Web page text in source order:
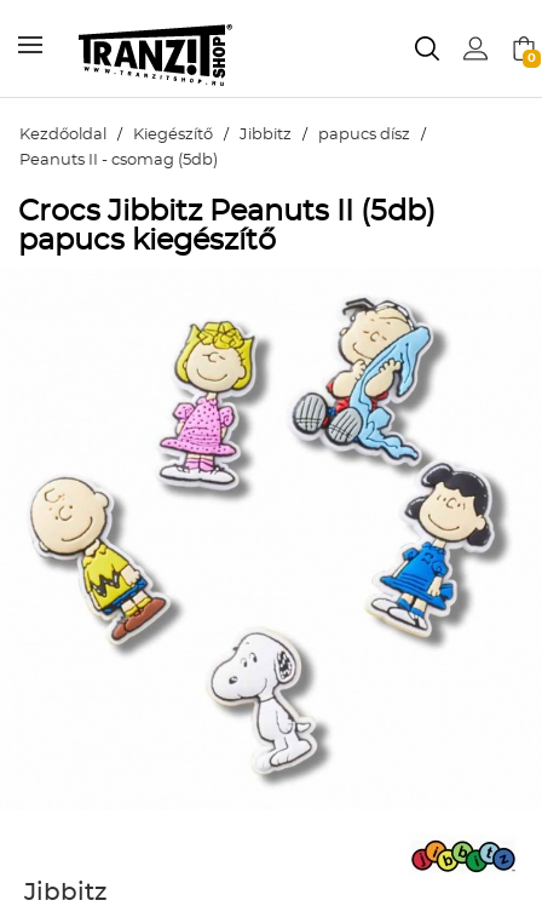
0
Kezdőoldal / Kiegészítő / Jibbitz / papucs dísz /
Peanuts II - csomag (5db)
Crocs Jibbitz Peanuts II (5db)
papucs kiegészítő
Jibbitz